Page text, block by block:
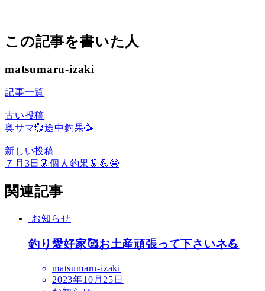
ー
この記事を書いた人
matsumaru-izaki
記事一覧
古い投稿
奥サマ💞途中釣果🥳
新しい投稿
７月3日🦑個人釣果🦑💪🤩
関連記事
お知らせ
釣り愛好家🥰お土産頑張って下さいネ💪
matsumaru-izaki
2023年10月25日